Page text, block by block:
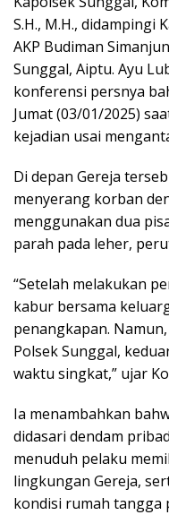
S.H., M.H., didampingi
AKP Budiman
Sunggal, Aiptu. Ayu
konferensi persnya
Jumat (03/01/2025)
kejadian usai
Di depan Gereja
menyerang korban
menggunakan dua
parah pada leher,
“Setelah melakukan
kabur bersama
penangkapan.
Polsek Sunggal,
waktu singkat,” ujar
Ia menambahkan
didasari dendam
menuduh pelaku
lingkungan Gereja,
kondisi rumah tangga